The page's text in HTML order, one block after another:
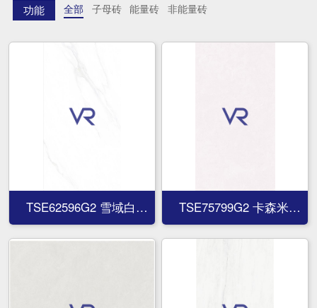
功能 全部 子母砖 能量砖 非能量砖
TSE62596G2 雪域白
TSE75799G2 卡森米